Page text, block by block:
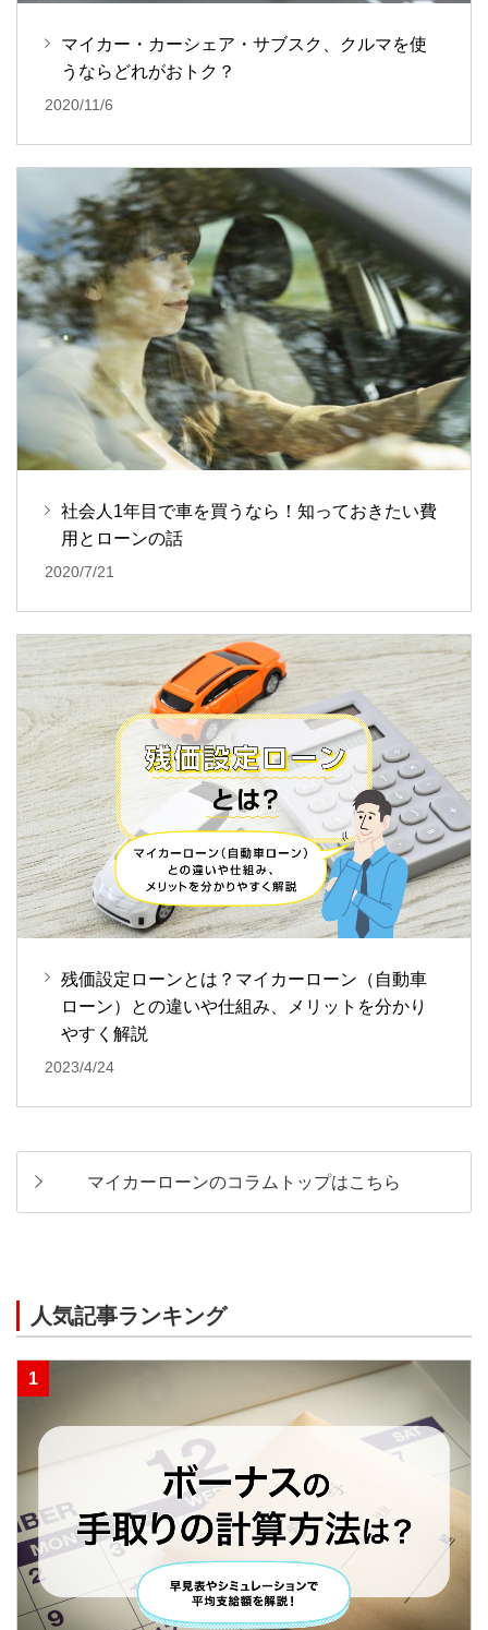
マイカー・カーシェア・サブスク、クルマを使
うならどれがおトク？
2020/11/6
社会人1年目で車を買うなら！知っておきたい費
用とローンの話
2020/7/21
残価設定ローンとは？マイカーローン（自動車
ローン）との違いや仕組み、メリットを分かり
やすく解説
2023/4/24
マイカーローンのコラムトップはこちら
人気記事ランキング